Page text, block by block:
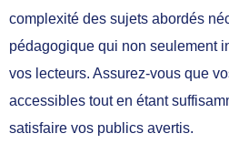
complexité des sujets abordés
pédagogique qui non seulement
vos lecteurs. Assurez-vous que
accessibles tout en étant
satisfaire vos publics avertis.